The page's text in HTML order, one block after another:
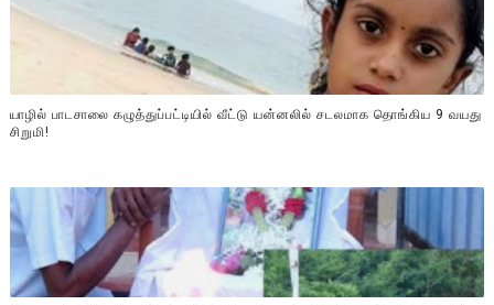
யாழில் பாடசாலை கழுத்துப்பட்டியில் வீட்டு யன்னலில் சடலமாக தொங்கிய 9 வயது
சிறுமி!